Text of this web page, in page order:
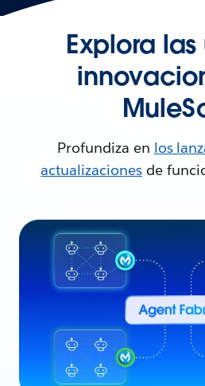
Explora
Profundiza en los
actualizaciones de